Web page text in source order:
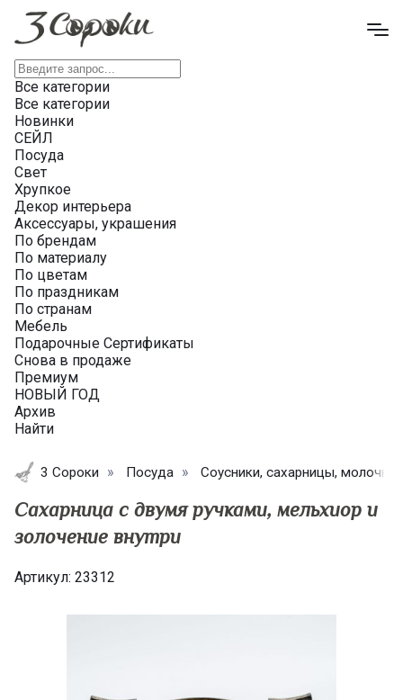
Все категории
Все категории
Новинки
СЕЙЛ
Посуда
Свет
Хрупкое
Декор интерьера
Аксессуары, украшения
По брендам
По материалу
По цветам
По праздникам
По странам
Мебель
Подарочные Сертификаты
Снова в продаже
Премиум
НОВЫЙ ГОД
Архив
Найти
3 Сороки Посуда Соусники, сахарницы,
​Сахарница с двумя ручками, мельхиор и
золочение внутри
Артикул: 23312